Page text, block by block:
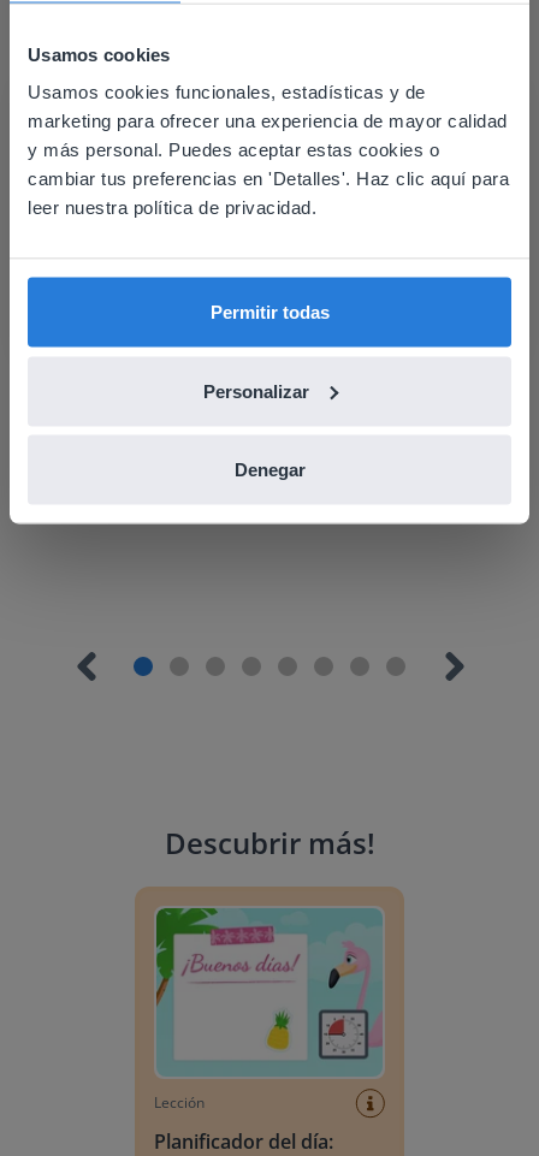
Usamos cookies
Usamos cookies funcionales, estadísticas y de
marketing para ofrecer una experiencia de mayor calidad
y más personal. Puedes aceptar estas cookies o
cambiar tus preferencias en 'Detalles'. Haz clic aquí para
leer nuestra política de privacidad.
Permitir todas
Personalizar
Denegar
Lo que dicen los profesores
pizarra y con la formación a distancia.
Escuela primaria Frank Kim, Nevada
Descubrir más!
Lección
Planificador del día:
This website doesn't match
your location
Based on your location, we think you might
prefer to visit our English website. There you'll
English
Español